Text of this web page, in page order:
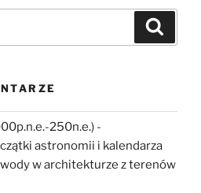
250n.e.) -
astronomii i kalendarza
w architekturze z terenów